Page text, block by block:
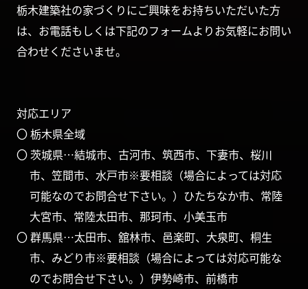
③過去に弊社商品カタログ等の資料をご請求され
ていない方。
④イベント開催中にモデルハウス・ショールーム
⑥顔写真付き身分証明書のご提示をいただける
方。
⑦《外国籍の方》在留カード（永住資格を確認で
きる書類）のご提示をいただける方。
（ご来場者（ご予約者）の内どなたかが永住権
をお持ちの方がいらっしゃれば特典の対象とさせ
ていただきます）
⑧イベント開催期間中に来場予約をいただき、イ
ベント期間内の来場予定日時にご来場される方。
⑨ご来場時に住宅ローンの事前審査をお申し込み
いただいた方
栃木建築社の家づくりにご興味をお持ちいただいた方
は、お電話もしくは下記のフォームよりお気軽にお問い
合わせくださいませ。
対応エリア
〇 栃木県全域
〇 茨城県…結城市、古河市、筑西市、下妻市、桜川
市、笠間市、水戸市※要相談（場合によっては対応
可能なのでお問合せ下さい。）ひたちなか市、常陸
大宮市、常陸太田市、那珂市、小美玉市
〇 群馬県…太田市、舘林市、邑楽町、大泉町、桐生
市、みどり市※要相談（場合によっては対応可能な
のでお問合せ下さい。）伊勢崎市、前橋市